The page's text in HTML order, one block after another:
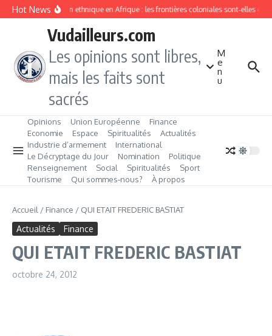
Aller au contenu
Hot NewsDivision ethnique en Afrique : les frontières coloniales sont‑elles
Vudailleurs.com
Les opinions sont libres,
mais les faits sont
sacrés
M
e
n
u
Opinions Union Européenne
Finance
Economie
Espace Spiritualités
Actualités
Industrie d’armement
International
Le Décryptage du Jour
Nomination
Politique
Renseignement
Social Spiritualités
Sport
Tourisme
Qui sommes‑nous? À propos
Accueil / Finance / QUI ETAIT FREDERIC BASTIAT
Actualités Finance
QUI ETAIT FREDERIC BASTIAT
octobre 24, 2012